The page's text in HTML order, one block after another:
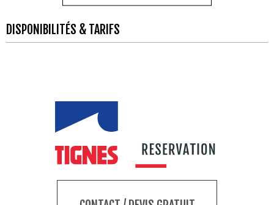
DISPONIBILITÉS & TARIFS